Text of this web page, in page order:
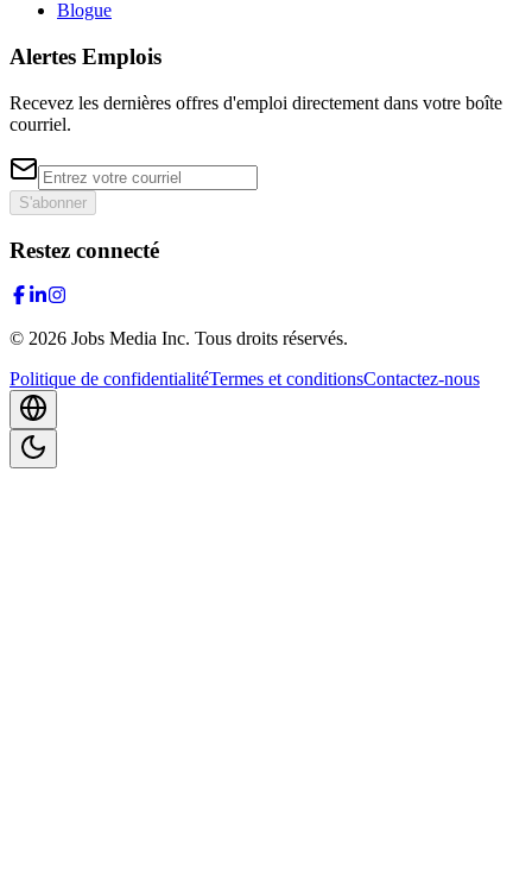
Blogue
Alertes Emplois
Recevez les dernières offres d'emploi directement dans votre boîte
courriel.
S'abonner
Restez connecté
© 2026 Jobs Media Inc. Tous droits réservés.
Politique de confidentialitéTermes et conditionsContactez-nous